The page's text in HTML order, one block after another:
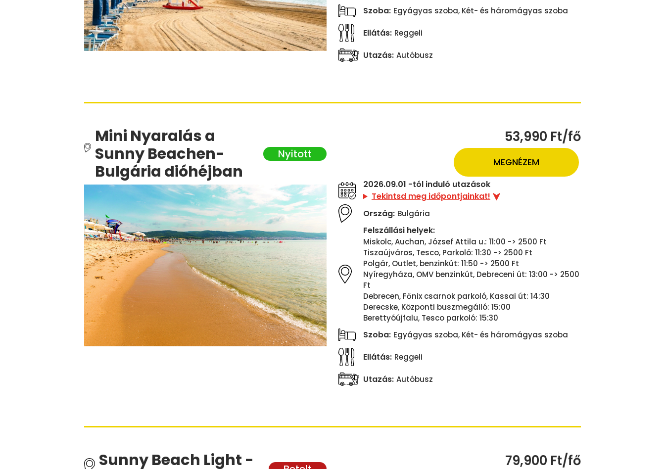
Szoba: Egyágyas szoba, Két- és háromágyas szoba
Ellátás: Reggeli
Utazás: Autóbusz
Mini Nyaralás a
Sunny Beachen-
Bulgária dióhéjban
53,990 Ft/fő
MEGNÉZEM
2026.09.01 -tól induló utazások
Tekintsd meg időpontjainkat!
Ország: Bulgária
Felszállási helyek:
Miskolc, Auchan, József Attila u.: 11:00 -> 2500 Ft
Tiszaújváros, Tesco, Parkoló: 11:30 -> 2500 Ft
Polgár, Outlet, benzinkút: 11:50 -> 2500 Ft
Nyíregyháza, OMV benzinkút, Debreceni út: 13:00 -> 2500
Ft
Debrecen, Főnix csarnok parkoló, Kassai út: 14:30
Derecske, Központi buszmegálló: 15:00
Berettyóújfalu, Tesco parkoló: 15:30
Szoba: Egyágyas szoba, Két- és háromágyas szoba
Ellátás: Reggeli
Utazás: Autóbusz
Sunny Beach Light -
79,900 Ft/fő